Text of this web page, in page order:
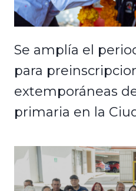
Se amplía el
para
extemporáneas
primaria en la